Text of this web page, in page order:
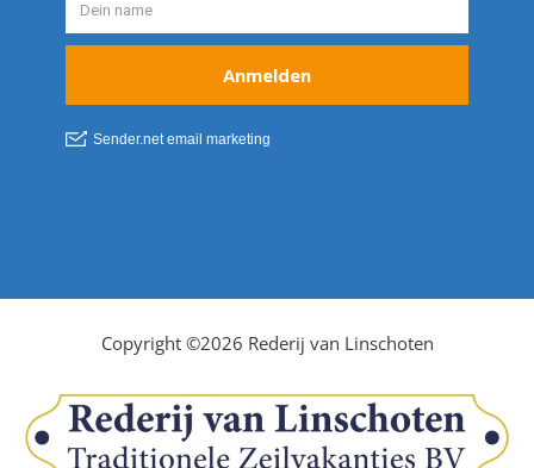
Copyright ©2026 Rederij van Linschoten